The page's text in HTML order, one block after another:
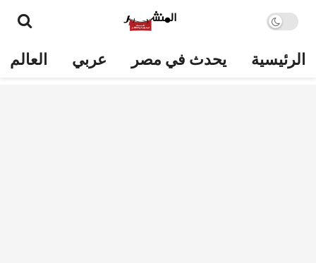
الرئيسية يحدث في مصر عربي العالم